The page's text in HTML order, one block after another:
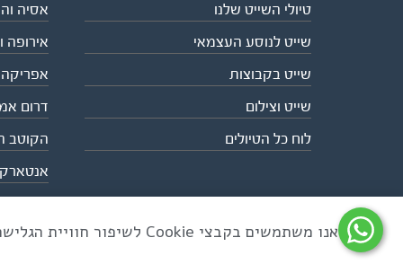
טיולי השייט שלנו
שייט לנוסע העצמאי
שייט בקבוצות
שייט וצילום
לוח כל הטיולים
אסיה
אירופה
אפריקה
דרום
הקוטב
כל הזכויות שמורות לאקו טיולי שטח | טלפון 03-6879090 | פקס 03-6879099 |
אנו משתמשים בקבצי Cookie לשיפור חוויית הגלישה ולניתוח שימוש באתר